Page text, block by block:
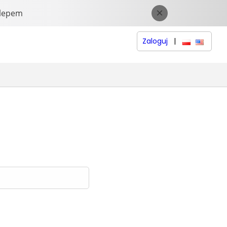
Zaloguj | polskiEnglish